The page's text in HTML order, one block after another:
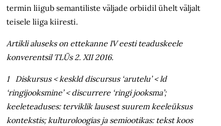
termin liigub semantiliste väljade orbiidil ühelt väljalt
teisele liiga kiiresti.
Artikli aluseks on ettekanne IV eesti teaduskeele
konverentsil TLÜs 2. XII 2016.
1 Diskursus < keskld discursus‘arutelu’ < ld
‘ringijooksmine’ <discurrere‘ringi jooksma’;
keeleteaduses: terviklik lausest suurem keeleüksus
kontekstis; kulturoloogias ja semiootikas: tekst koos